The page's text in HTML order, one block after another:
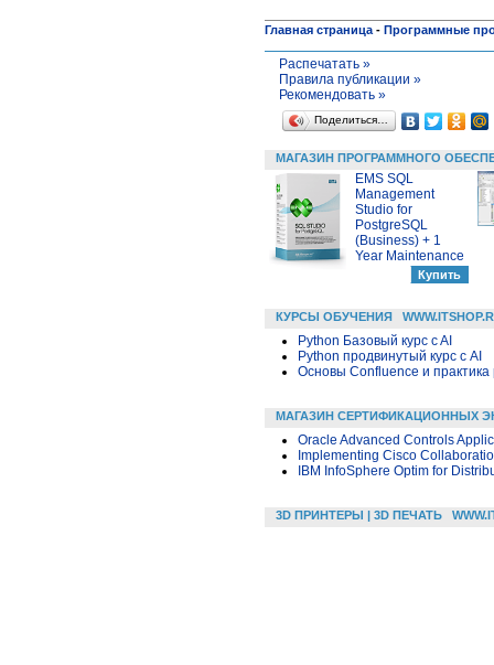
Главная страница - Программные
Распечатать »
Правила публикации »
Рекомендовать »
Поделиться…
МАГАЗИН ПРОГРАММНОГО
EMS SQL
Management
Studio for
PostgreSQL
(Business) + 1
Year Maintenance
КУРСЫ ОБУЧЕНИЯ
Python Базовый курс c AI
Python продвинутый курс с AI
Основы Confluence и
МАГАЗИН СЕРТИФИКАЦИОННЫХ
Oracle Advanced Controls
Implementing Cisco
IBM InfoSphere Optim for
3D ПРИНТЕРЫ | 3D ПЕЧАТЬ